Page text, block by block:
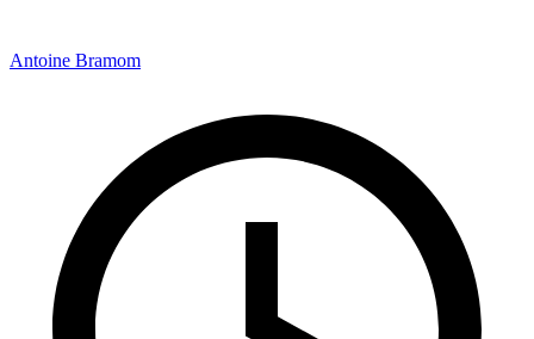
Antoine Bramom